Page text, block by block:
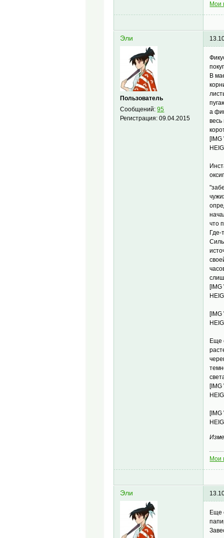
Мои
Эли
Пользователь
Сообщений:95
Регистрация:09.04.2015
В
а
[IMG
что
Где-
[IMG
[IMG
Еще
[IMG
[IMG
Мои
Эли
Еще